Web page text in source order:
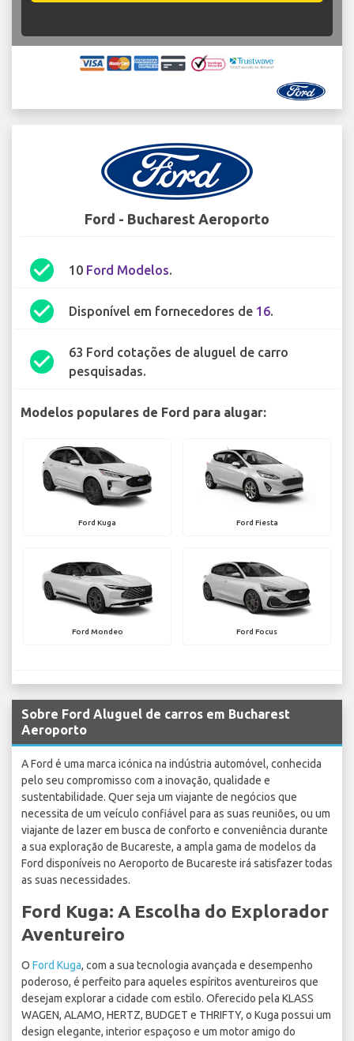
Ford - Bucharest Aeroporto
check_circle 10 Ford Modelos.
check_circle Disponível em fornecedores de 16.
check_circle
63 Ford cotações de aluguel de carro
pesquisadas.
Modelos populares de Ford para alugar:
Ford Kuga Ford Fiesta
Ford Mondeo Ford Focus
Sobre Ford Aluguel de carros em Bucharest
Aeroporto
A Ford é uma marca icónica na indústria automóvel, conhecida
pelo seu compromisso com a inovação, qualidade e
sustentabilidade. Quer seja um viajante de negócios que
necessita de um veículo confiável para as suas reuniões, ou um
viajante de lazer em busca de conforto e conveniência durante
a sua exploração de Bucareste, a ampla gama de modelos da
Ford disponíveis no Aeroporto de Bucareste irá satisfazer todas
as suas necessidades.
Ford Kuga: A Escolha do Explorador
Aventureiro
O Ford Kuga, com a sua tecnologia avançada e desempenho
poderoso, é perfeito para aqueles espíritos aventureiros que
desejam explorar a cidade com estilo. Oferecido pela KLASS
WAGEN, ALAMO, HERTZ, BUDGET e THRIFTY, o Kuga possui um
design elegante, interior espaçoso e um motor amigo do